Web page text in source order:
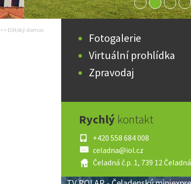
>> Dětský domov
Fotogalerie
Virtuální prohlídka
Zpravodaj
Rychlý kontakt
+420 558 684 008
celadna@iol.cz
Čeladná č.p. 1, 739 12 Čeladná